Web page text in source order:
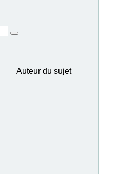
Auteur du sujet